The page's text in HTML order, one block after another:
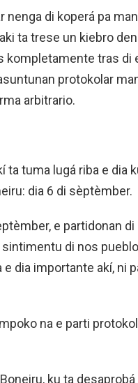
di koperá pa
ta trese un kiebro
kompletamente tras di
protokolar
arbitrario.
ta tuma lugá riba e dia
dia 6 di sèptèmber.
e partidonan di
di nos
dia importante akí, ni
na e parti
ku ta desaprobá